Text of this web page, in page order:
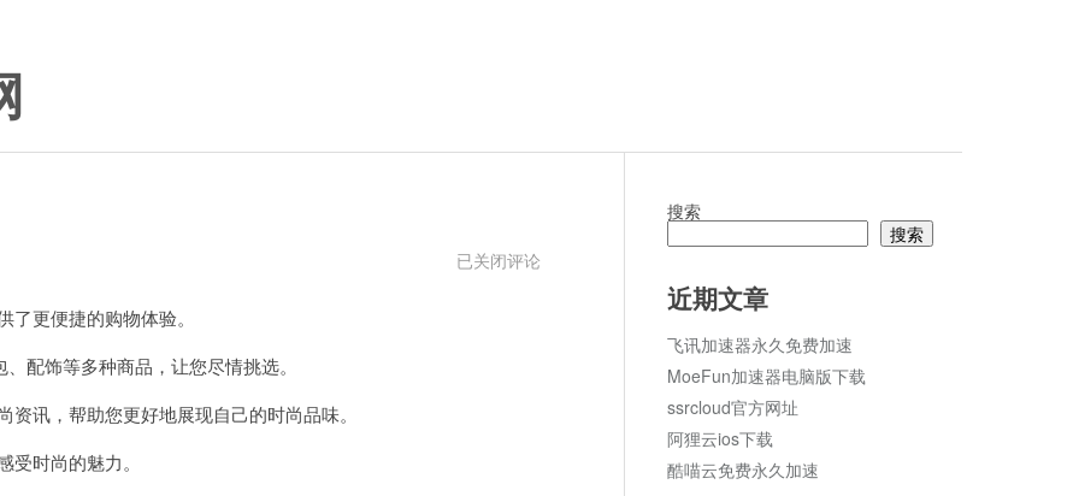
ikuuu
已关闭评论
更便捷的购物体验。
饰等多种商品，让您尽情挑选。
，帮助您更好地展现自己的时尚品味。
时尚的魅力。
搜索
搜索
近期文章
飞讯加速器永久免费加速
MoeFun加速器电脑版下载
ssrcloud官方网址
阿狸云ios下载
酷喵云免费永久加速